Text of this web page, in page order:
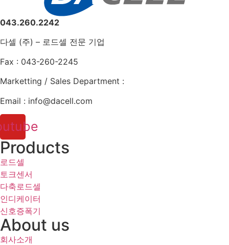
043.260.2242
다셀 (주) – 로드셀 전문 기업
Fax : 043-260-2245
Marketting / Sales Department :
Email : info@dacell.com
Products
로드셀
토크센서
다축로드셀
인디케이터
신호증폭기
About us
회사소개